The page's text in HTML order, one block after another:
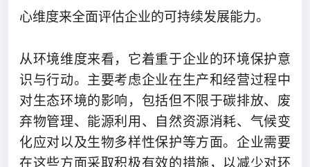
心维度来全面评估企业的可持续发展能力。
从环境维度来看，它着重于企业的环境保护意
识与行动。主要考虑企业在生产和经营过程中
对生态环境的影响，包括但不限于碳排放、废
弃物管理、能源利用、自然资源消耗、气候变
化应对以及生物多样性保护等方面。企业需要
在这些方面采取积极有效的措施，以减少对环